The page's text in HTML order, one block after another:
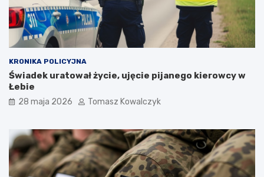
KRONIKA POLICYJNA
Świadek uratował życie, ujęcie pijanego kierowcy w
Łebie
28 maja 2026 Tomasz Kowalczyk